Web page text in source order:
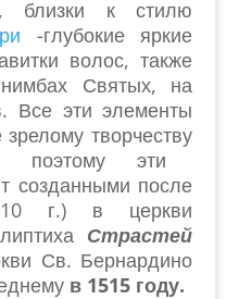
близки к стилю
-глубокие яркие
волос, также
Святых, на
Все эти элементы
творчеству
поэтому эти
созданными после
г.) в церкви
Страстей
Св. Бернардино
в 1515 году.